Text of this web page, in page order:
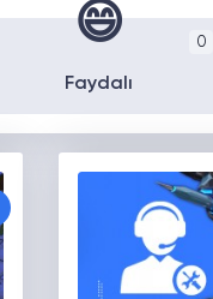
0
😄
Faydalı